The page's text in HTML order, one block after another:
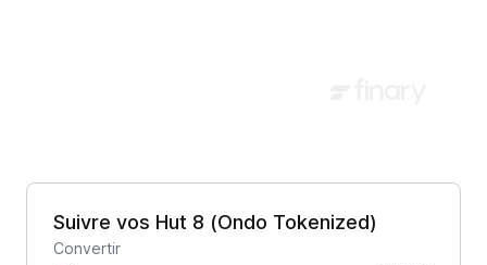
Suivre vos Hut 8 (Ondo Tokenized)
Convertir